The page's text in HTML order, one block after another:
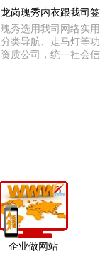
龙岗瑰秀内衣跟我司
瑰秀选用我司网络实
分类导航、走马灯等
资质公司，统一社会
企业做网站